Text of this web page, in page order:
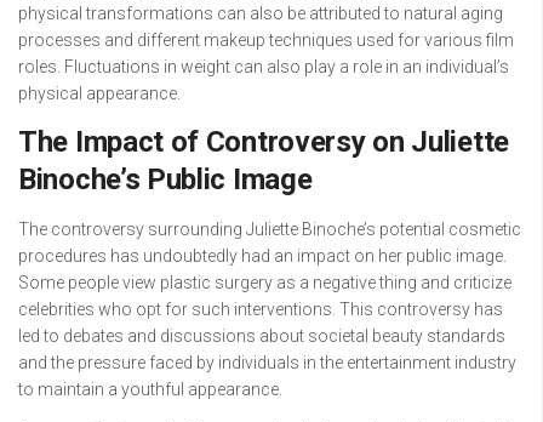
physical transformations can also be attributed to natural aging
processes and different makeup techniques used for various film
roles. Fluctuations in weight can also play a role in an individual’s
physical appearance.
The Impact of Controversy on Juliette
Binoche’s Public Image
The controversy surrounding Juliette Binoche’s potential cosmetic
procedures has undoubtedly had an impact on her public image.
Some people view plastic surgery as a negative thing and criticize
celebrities who opt for such interventions. This controversy has
led to debates and discussions about societal beauty standards
and the pressure faced by individuals in the entertainment industry
to maintain a youthful appearance.